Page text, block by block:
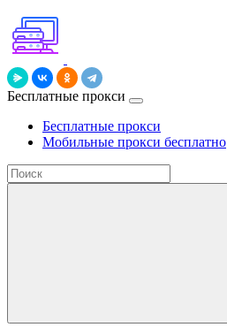
Бесплатные прокси
Бесплатные прокси
Мобильные прокси бесплатно